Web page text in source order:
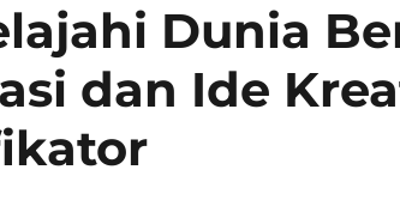
Dunia
dan Ide